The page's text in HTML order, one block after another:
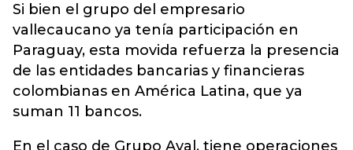
Si bien el grupo del empresario
vallecaucano ya tenía participación en
Paraguay, esta movida refuerza la presencia
de las entidades bancarias y financieras
colombianas en América Latina, que ya
suman 11 bancos.
En el caso de Grupo Aval, tiene operaciones